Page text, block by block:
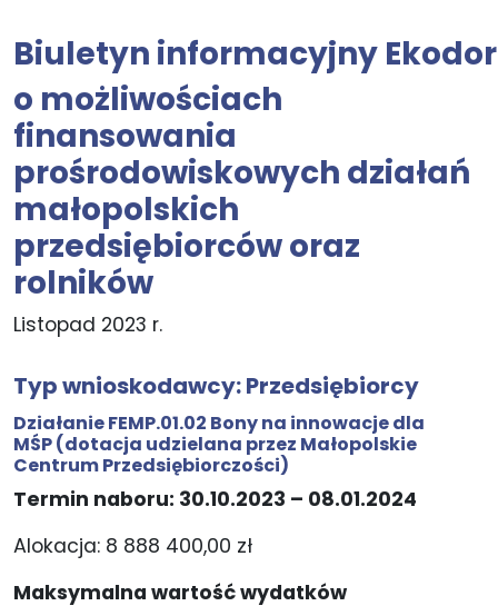
Biuletyn informacyjny
o możliwościach
finansowania
prośrodowiskowych działań
małopolskich
przedsiębiorców oraz
rolników
Listopad 2023 r.
Typ wnioskodawcy:Przedsiębiorcy
Działanie FEMP.01.02 Bony na innowacje dla
MŚP(dotacja udzielana przez Małopolskie
Centrum Przedsiębiorczości)
Termin naboru: 30.10.2023 – 08.01.2024
Alokacja: 8 888 400,00 zł
Maksymalna wartość wydatków